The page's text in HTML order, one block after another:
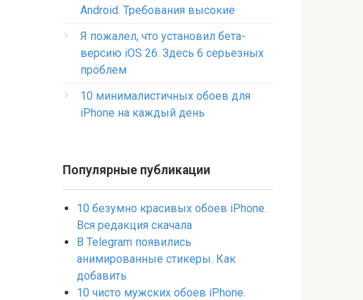
Android. Требования высокие
Я пожалел, что установил бета-
версию iOS 26. Здесь 6 серьезных
проблем
10 минималистичных обоев для
iPhone на каждый день
Популярные публикации
10 безумно красивых обоев iPhone.
Вся редакция скачала
В Telegram появились
анимированные стикеры. Как
добавить
10 чисто мужских обоев iPhone.